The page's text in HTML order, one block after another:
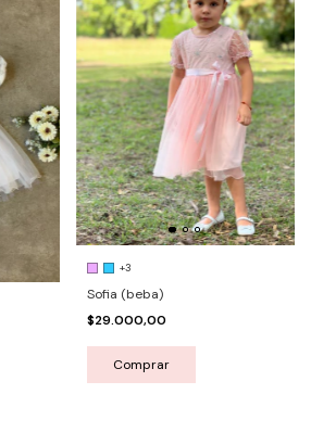
+3
Sofia (beba)
$29.000,00
Comprar